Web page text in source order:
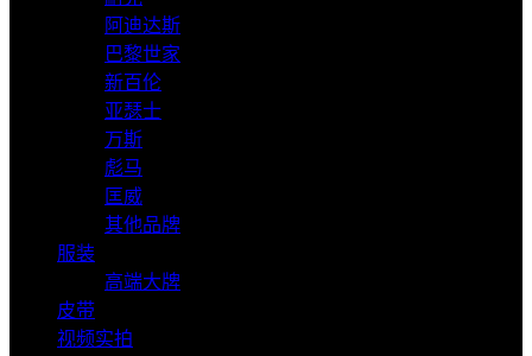
阿迪达斯
巴黎世家
新百伦
亚瑟士
万斯
彪马
匡威
其他品牌
服装
高端大牌
皮带
视频实拍